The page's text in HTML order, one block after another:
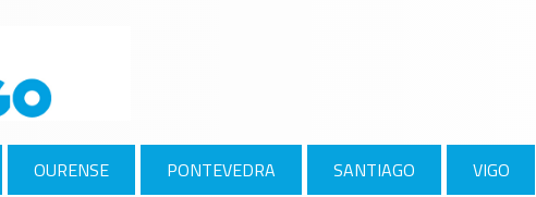
OURENSE PONTEVEDRA SANTIAGO VIGO